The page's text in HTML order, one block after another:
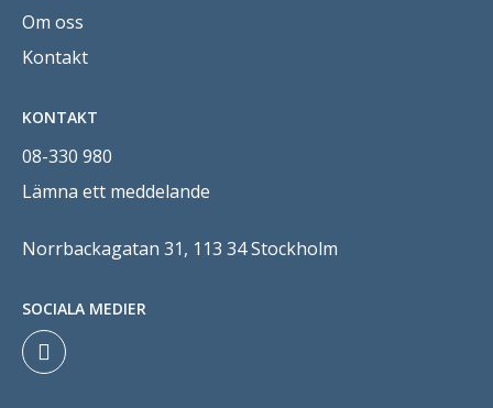
Om oss
Kontakt
KONTAKT
08-330 980
Lämna ett meddelande
Norrbackagatan 31, 113 34 Stockholm
SOCIALA MEDIER